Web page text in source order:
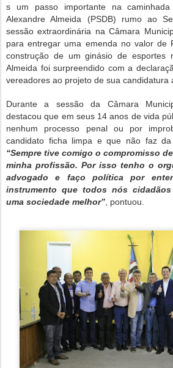
s um passo importante na
Alexandre Almeida (PSDB) rumo ao
sessão extraordinária na Câmara
para entregar uma emenda no valor de
construção de um ginásio de esportes
Almeida foi surpreendido com a
vereadores ao projeto de sua candidatura
Durante a sessão da Câmara
destacou que em seus 14 anos de vida
nenhum processo penal ou por
candidato ficha limpa e que não faz da
“Sempre tive comigo o compromisso
minha profissão. Por isso tenho o
advogado e faço política por
instrumento que todos nós
uma sociedade melhor” , pontuou.